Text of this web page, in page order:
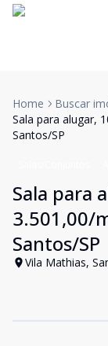
Home
Buscar
Sala para alugar,
Santos/SP
Sala para
3.501,00/
Santos/SP
Vila Mathias,